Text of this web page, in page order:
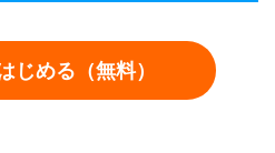
じめる（無料）